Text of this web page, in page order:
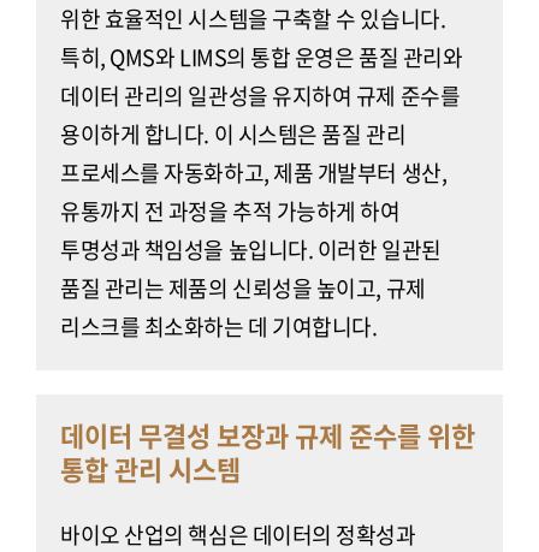
위한 효율적인 시스템을 구축할 수 있습니다.
특히, QMS와 LIMS의 통합 운영은 품질 관리와
데이터 관리의 일관성을 유지하여 규제 준수를
용이하게 합니다. 이 시스템은 품질 관리
프로세스를 자동화하고, 제품 개발부터 생산,
유통까지 전 과정을 추적 가능하게 하여
투명성과 책임성을 높입니다. 이러한 일관된
품질 관리는 제품의 신뢰성을 높이고, 규제
리스크를 최소화하는 데 기여합니다.
데이터 무결성 보장과 규제 준수를 위한
통합 관리 시스템
바이오 산업의 핵심은 데이터의 정확성과